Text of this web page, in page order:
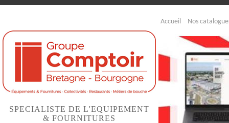
Accueil Nos
SPECIALISTE DE L'EQUIPEMENT
& FOURNITURES